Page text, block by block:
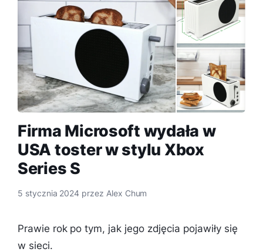
Firma Microsoft wydała w
USA toster w stylu Xbox
Series S
5 stycznia 2024 przez Alex Chum
Prawie rok po tym, jak jego zdjęcia pojawiły się
w sieci.